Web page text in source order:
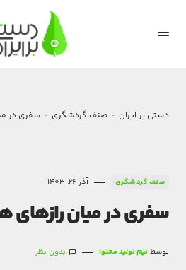
دستی بر ایران صنف گردشگری سفری در
صنف گردشگری آذر 26, 1403
سفری در میان رازهای
توسطتیم تولید محتوا بدون نظر